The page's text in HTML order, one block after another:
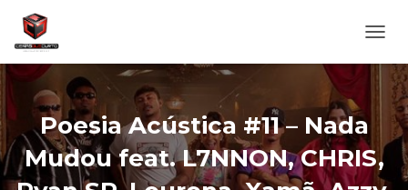
L
T
A
R
N
Poesia Acústica #11 – Nada
Mudou feat. L7NNON, CHRIS,